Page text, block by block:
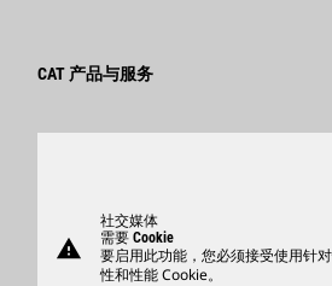
创新
搜索和申请
供应商
CAT 产品与服务
商品warning
社交媒体
需要 Cookie
要启用此功能，您必须接受使用针
性和性能 Cookie。